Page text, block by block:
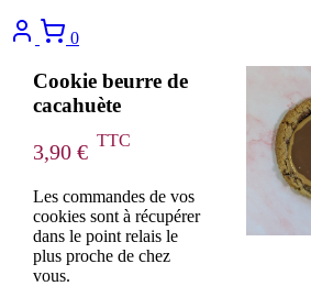
0
Cookie beurre de
cacahuète
3,90 €
Les commandes de vos
cookies sont à récupérer
dans le point relais le
plus proche de chez
vous.